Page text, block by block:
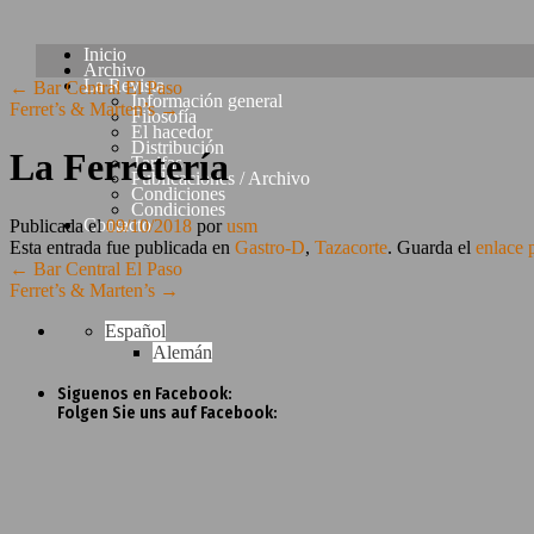
Saltar
contenido
Inicio
Archivo
La Revista
Información general
Filosofía
El hacedor
Distribución
Tarifas
Publicaciones / Archivo
Condiciones
Condiciones
Contacto
← Bar Central El Paso
Ferret’s & Marten’s→
La Ferretería
Publicada el 09/10/2018 por usm
Esta entrada fue publicada en Gastro-D, Tazacorte. Guarda el enlace
← Bar Central El Paso
Ferret’s & Marten’s →
Español
Alemán
Siguenos en Facebook:
Folgen Sie uns auf Facebook: